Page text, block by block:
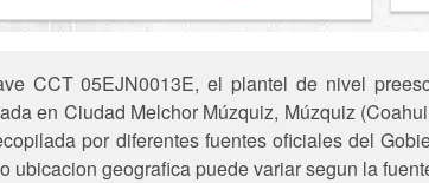
CCT 05EJN0013E, el plantel de nivel
en Ciudad Melchor Múzquiz, Múzquiz
por diferentes fuentes oficiales del
ubicacion geografica puede variar segun la